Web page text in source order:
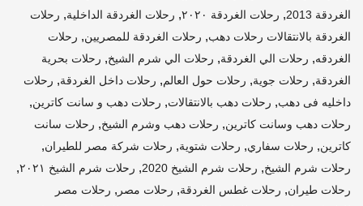
الغردقة 2013
, رحلات الغردقة ٢٠٢٠ , رحلات الغردقة الداخلية, رحلات
الغردقة بالانتقالات رحلات دهب, رحلات الغردقة للمصريين, رحلات
الغردقه, رحلات الي الغردقة, رحلات الي شرم الشيخ, رحلات بحرية
الغردقة, رحلات جوية, رحلات حول العالم, رحلات داخل الغردقة, رحلات
داخليه فى دهب, رحلات دهب بالانتقالات, رحلات دهب و سانت كاترين,
رحلات دهب وسانت كاترين, رحلات دهب وشرم الشيخ, رحلات سانت
كاترين, رحلات سفاري, رحلات شتوية, رحلات شركة مصر للطيران,
رحلات شرم الشيخ, رحلات شرم الشيخ 2020 , رحلات شرم الشيخ ٢٠٢١ ,
رحلات طيران, رحلات غطس الغردقة, رحلات مصر , رحلات مصر